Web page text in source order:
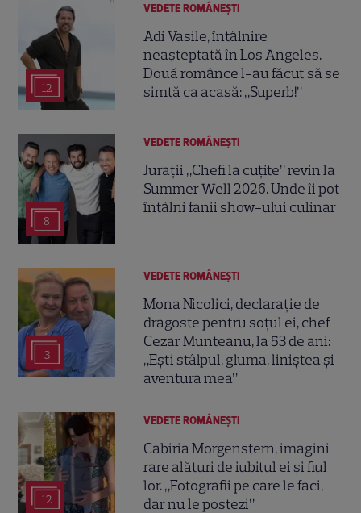
12
VEDETE ROMÂNEŞTI
Adi Vasile, întâlnire
neașteptată în Los Angeles.
Două românce l-au făcut să se
simtă ca acasă: „Superb!”
8
VEDETE ROMÂNEŞTI
Jurații „Chefi la cuțite” revin la
Summer Well 2026. Unde îi pot
întâlni fanii show-ului culinar
3
VEDETE ROMÂNEŞTI
Mona Nicolici, declarație de
dragoste pentru soțul ei, chef
Cezar Munteanu, la 53 de ani:
„Ești stâlpul, gluma, liniștea și
aventura mea”
12
VEDETE ROMÂNEŞTI
Cabiria Morgenstern, imagini
rare alături de iubitul ei și fiul
lor. „Fotografii pe care le faci,
dar nu le postezi”